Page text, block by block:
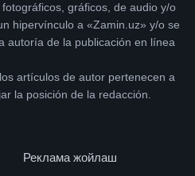
gráficos, de audio y/o
hipervínculo a «Zamin.uz» y/o se
autoría de la publicación en línea
artículos de autor pertenecen a
la posición de la redacción.
Реклама жойлаш